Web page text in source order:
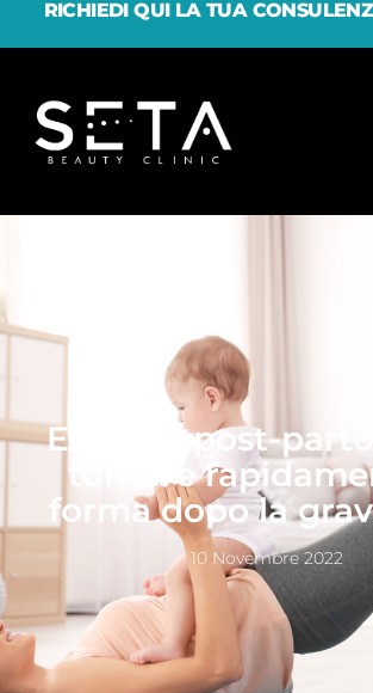
RICHIEDI QUI LA TUA
Estetica post-
tornare
forma dopo la
10 Novembre 2022